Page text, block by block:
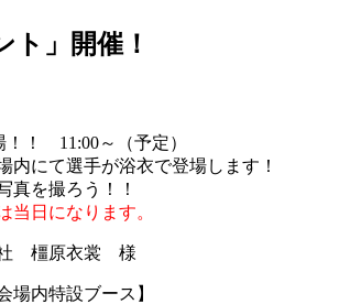
ト」開催！
！ 11:00～（予定）
内にて選手が浴衣で登場します！
真を撮ろう！！
日になります。
社 橿原衣裳 様
場内特設ブース】